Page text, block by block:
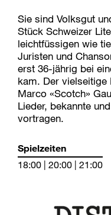
Sie sind Volksgut
Stück Schweizer
leichtfüssigen wie
Juristen und
erst 36-jährig bei
kam. Der
Marco «Scotch»
Lieder, bekannte
vortragen.
Spielzeiten
18:00 | 20:00 | 21:00